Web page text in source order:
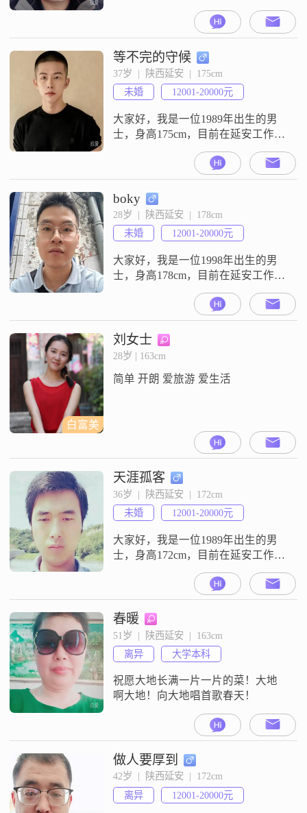
##3002##我的月收入在20001到
50000元之间，拥有大学本科学历
##3002##我性格上比较随和，容易
相处，而且责任感很强，家庭对我
来说非常重要##3002##在生活中，
我比较勤俭节约，不喜欢浪费，也
很自信果断##3002##我特别喜欢看
电影
等不完的守候
37岁  |  陕西延安  |  175cm
未婚
12001-20000元
大家好，我是一位1989年出生的男
士，身高175cm，目前在延安工作，
月收入在12001到20000元之间
##3002##我拥有硕士学位，性格上
我比较稳重可靠，同时也喜欢在生
活中找寻乐趣，所以我还挺幽默风
趣的##3002##我热爱生活，喜欢享
受当下的每一刻##3002##我的爱好
比较广泛，摄影摄像是我记录生活
的方式，电
boky
28岁  |  陕西延安  |  178cm
未婚
12001-20000元
大家好，我是一位1998年出生的男
士，身高178cm，目前在延安工作，
月收入在8001到12000元之间
##3002##我拥有大学本科学历，性
格上我自认为真诚可靠，对待生活
和工作都秉持着认真负责的态度
##3002##在生活中，我注重平衡工
的时间##3002##我热爱登山徒步，
白富美
刘女士
28岁 | 163cm
简单 开朗 爱旅游 爱生活
天涯孤客
36岁  |  陕西延安  |  172cm
未婚
12001-20000元
大家好，我是一位1989年出生的男
士，身高172cm，目前在延安工作。
我的月收入在12001到20000元之
间，拥有大学本科学历。我性格稳
重可靠，对待家庭非常重视，认为
家庭是生活中最重要的一部分。我
一直努力追求事业上的成功，希望
能够通过自己的努力为家人创造更
好的生活条件。在生活中，我注重
实际，不喜欢浮夸的事情。我认
为，
春暖
51岁  |  陕西延安  |  163cm
离异
大学本科
祝愿大地长满一片一片的菜！大地
啊大地！向大地唱首歌春天！
做人要厚到
42岁  |  陕西延安  |  172cm
离异
12001-20000元